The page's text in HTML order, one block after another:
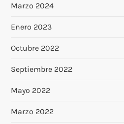
Marzo 2024
Enero 2023
Octubre 2022
Septiembre 2022
Mayo 2022
Marzo 2022